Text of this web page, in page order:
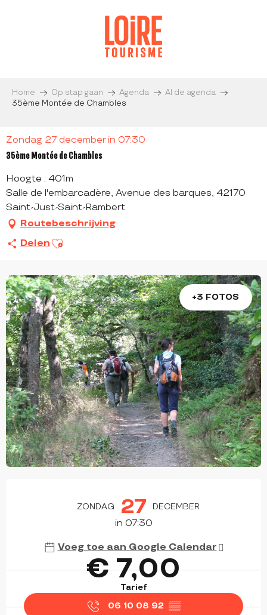
Home Op stap gaan Agenda
Al de agenda
35ème Montée de Chambles
Zondag 27 december in 07:30
35ème Montée de Chambles
Hoogte : 401m
Salle de l'embarcadère, Avenue des barques, 42170
Saint-Just-Saint-Rambert
Routebeschrijving
Delen Ajouter aux favoris
+3 FOTOS
ZONDAG 27 DECEMBER
in 07:30
Voeg toe aan Google Calendar
€ 7,00
Tarief
06 10 08 92 ▒▒